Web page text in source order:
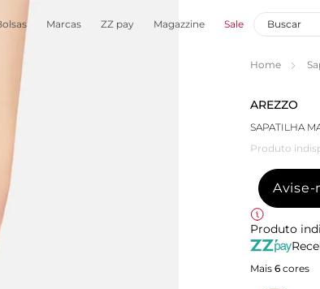
Marcas ZZ pay Magazzine Sale
Home
AREZZO
SAPATILHA
Produto
Avise-
Produto
Mais 6 cores